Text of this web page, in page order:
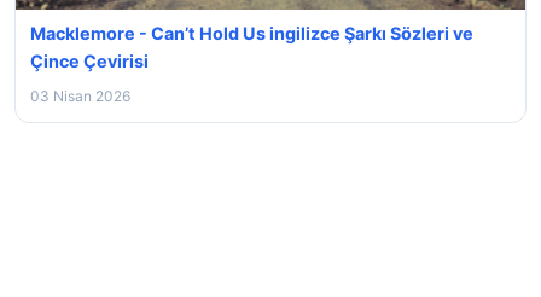
Macklemore - Can’t Hold Us ingilizce Şarkı Sözleri ve
Çince Çevirisi
03 Nisan 2026